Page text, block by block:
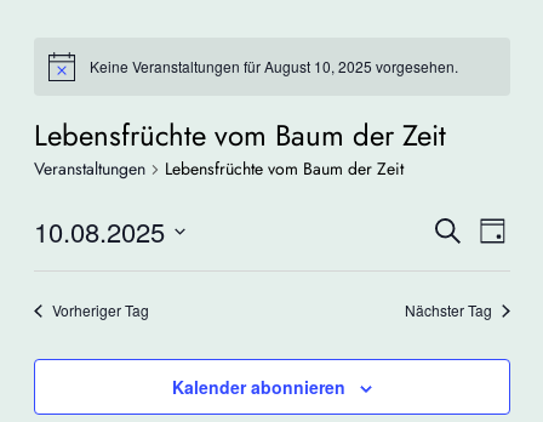
Keine Veranstaltungen für August 10, 2025 vorgesehen.
Lebensfrüchte vom Baum der Zeit
Veranstaltungen Lebensfrüchte vom Baum der Zeit
SucheTag
10.08.2025
Datum
wählen.
Vorheriger Tag Nächster Tag
Kalender abonnieren